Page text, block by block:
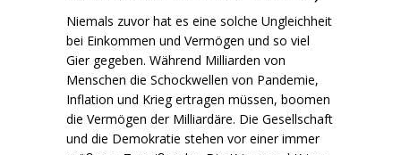
Niemals zuvor hat es eine solche Ungleichheit
bei Einkommen und Vermögen und so viel
Gier gegeben. Während Milliarden von
Menschen die Schockwellen von Pandemie,
Inflation und Krieg ertragen müssen, boomen
die Vermögen der Milliardäre. Die Gesellschaft
und die Demokratie stehen vor einer immer